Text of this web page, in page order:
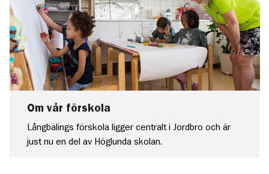
Om vår förskola
Långbälings förskola ligger centralt i Jordbro och är
just nu en del av Höglunda skolan.